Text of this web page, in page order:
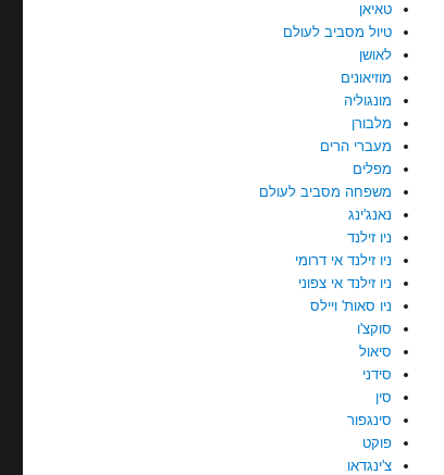
טאיאן
טיול מסביב לעולם
לאושן
מוזיאונים
מונגוליה
מלבורן
מעברי הרים
מפלים
משפחה מסביב לעולם
נאנג'ינג
ניו זילנד
ניו זילנד אי דרומי
ניו זילנד אי צפוני
ניו סאות' ויילס
סוקצ'ו
סיאול
סידני
סין
סינגפור
פוקט
צ'ינגדאו